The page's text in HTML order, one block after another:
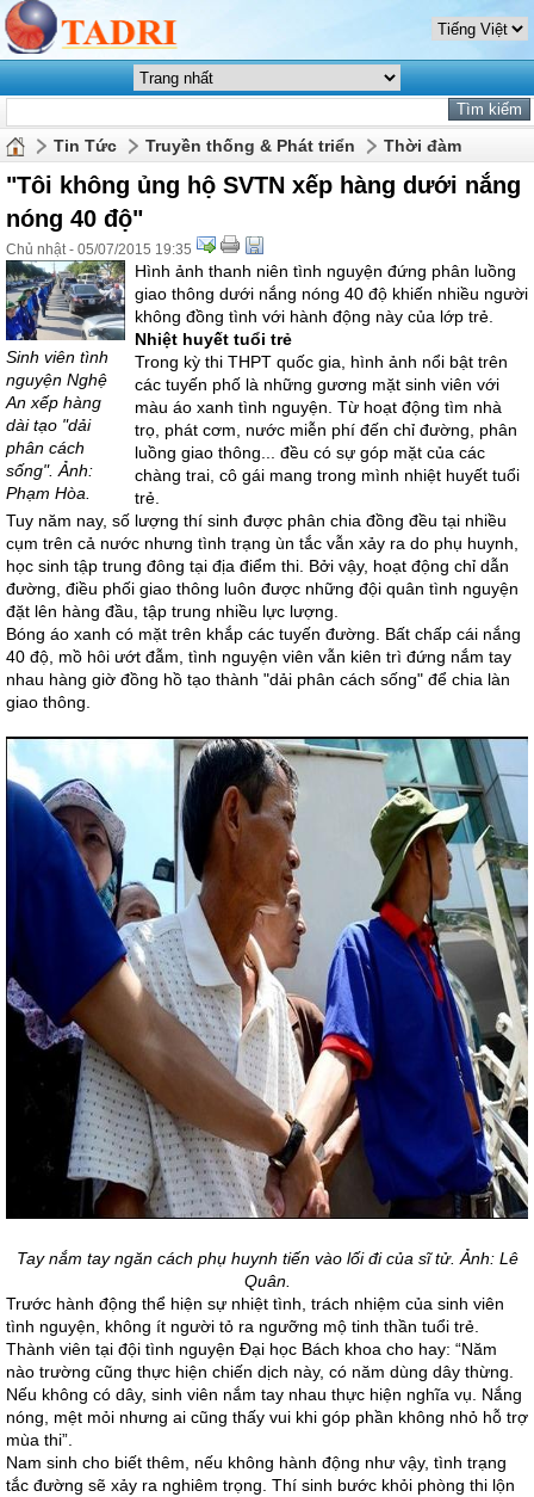
Tin Tức Truyền thống & Phát triển Thời đàm
"Tôi không ủng hộ SVTN xếp hàng dưới nắng
nóng 40 độ"
Chủ nhật - 05/07/2015 19:35
Sinh viên tình
nguyện Nghệ
An xếp hàng
dài tạo "dải
phân cách
sống". Ảnh:
Phạm Hòa.
Hình ảnh thanh niên tình nguyện đứng phân luồng
giao thông dưới nắng nóng 40 độ khiến nhiều người
không đồng tình với hành động này của lớp trẻ.
Nhiệt huyết tuổi trẻ
Trong kỳ thi THPT quốc gia, hình ảnh nổi bật trên
các tuyến phố là những gương mặt sinh viên với
màu áo xanh tình nguyện. Từ hoạt động tìm nhà
trọ, phát cơm, nước miễn phí đến chỉ đường, phân
luồng giao thông... đều có sự góp mặt của các
chàng trai, cô gái mang trong mình nhiệt huyết tuổi
trẻ.
Tuy năm nay, số lượng thí sinh được phân chia đồng đều tại nhiều
cụm trên cả nước nhưng tình trạng ùn tắc vẫn xảy ra do phụ huynh,
học sinh tập trung đông tại địa điểm thi. Bởi vậy, hoạt động chỉ dẫn
đường, điều phối giao thông luôn được những đội quân tình nguyện
đặt lên hàng đầu, tập trung nhiều lực lượng.
Bóng áo xanh có mặt trên khắp các tuyến đường. Bất chấp cái nắng
40 độ, mồ hôi ướt đẫm, tình nguyện viên vẫn kiên trì đứng nắm tay
nhau hàng giờ đồng hồ tạo thành "dải phân cách sống" để chia làn
giao thông.
Tay nắm tay ngăn cách phụ huynh tiến vào lối đi của sĩ tử. Ảnh: Lê
Quân.
Trước hành động thể hiện sự nhiệt tình, trách nhiệm của sinh viên
tình nguyện, không ít người tỏ ra ngưỡng mộ tinh thần tuổi trẻ.
Thành viên tại đội tình nguyện Đại học Bách khoa cho hay: “Năm
nào trường cũng thực hiện chiến dịch này, có năm dùng dây thừng.
Nếu không có dây, sinh viên nắm tay nhau thực hiện nghĩa vụ. Nắng
nóng, mệt mỏi nhưng ai cũng thấy vui khi góp phần không nhỏ hỗ trợ
mùa thi”.
Nam sinh cho biết thêm, nếu không hành động như vậy, tình trạng
tắc đường sẽ xảy ra nghiêm trọng. Thí sinh bước khỏi phòng thi lộn